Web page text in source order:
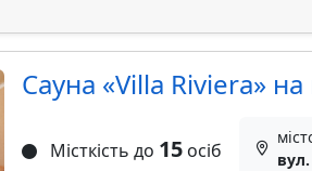
Сауна «Villa Riviera» на
Місткість до 15осіб